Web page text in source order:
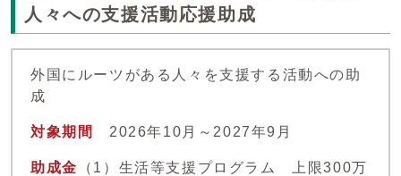
人々への支援活動応援助成
外国にルーツがある人々を支援する活動への助
成
対象期間 2026年10月～2027年9月
助成金
（1）生活等支援プログラム 上限300万